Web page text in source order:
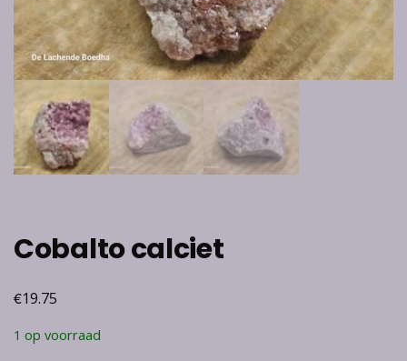
Cobalto calciet
€19.75
1 op voorraad